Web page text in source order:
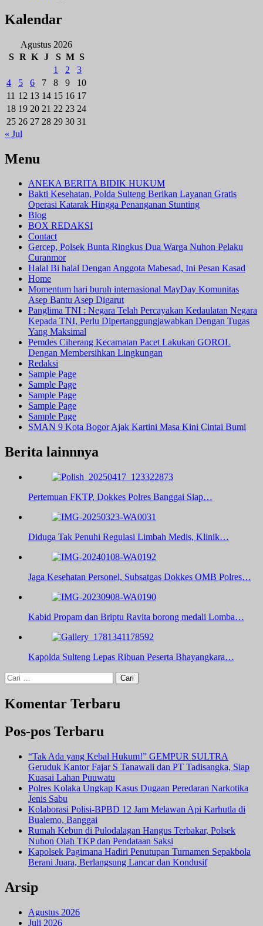
Kalendar
Agustus 2026
S R K J S M S
1
2
3
4
5 6 7 8 9
10
11 12 13 14 15 16 17
18 19 20 21 22 23 24
25 26 27 28 29 30 31
« Jul
Menu
ANEKA BERITA BIDIK HUKUM
Bakti Kesehatan, Polda Sulteng Berikan Layanan Gratis
Operasi Katarak Hingga Penanganan Stunting
Blog
BOX REDAKSI
Contact
Gercep, Polsek Bunta Ringkus Dua Warga Nuhon Pelaku
Curanmor
Halal Bi halal Dengan Anggota Mabesad, Ini Pesan Kasad
Home
Momentum hari buruh internasional MayDay Komunitas
Asep Bantu Asep Digarut
Panglima TNI : Negara Telah Percayakan Kedaulatan Negara
Kepada TNI, Perlu Dipertanggungjawabkan Dengan Tugas
Yang Maksimal
Pemdes Ciherang Kecamatan Pacet Lakukan GOROL
Dengan Membersihkan Lingkungan
Redaksi
Sample Page
Sample Page
Sample Page
Sample Page
Sample Page
SMAN 9 Kota Bogor Ajak Kartini Masa Kini Cintai Bumi
Berita lainnnya
Pertemuan FKTP, Dokkes Polres Banggai Siap…
Diduga Tak Penuhi Regulasi Limbah Medis, Klinik…
Jaga Kesehatan Personel, Subsatgas Dokkes OMB Polres…
Kabid Propam dan Briptu Ravita borong medali Lomba…
Kapolda Sulteng Lepas Ribuan Peserta Bhayangkara…
Cari
untuk:
Komentar Terbaru
Pos-pos Terbaru
“Tak Ada yang Kebal Hukum!” GEMPUR SULTRA
Geruduk Kantor Fajar S Tanawali dan PT Tadisangka, Siap
Kuasai Lahan Puuwatu
Polres Kolaka Ungkap Kasus Dugaan Peredaran Narkotika
Jenis Sabu
Kolaborasi Polisi-BPBD 12 Jam Melawan Api Karhutla di
Bualemo, Banggai
Rumah Kebun di Pulodalagan Hangus Terbakar, Polsek
Nuhon Olah TKP dan Pendataan Saksi
Kapolsek Pagimana Hadiri Penutupan Turnamen Sepakbola
Berani Juara, Berlangsung Lancar dan Kondusif
Arsip
Agustus 2026
Juli 2026